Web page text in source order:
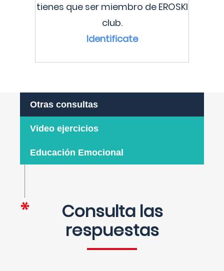
tienes que ser miembro de EROSKI
club.
Identificate
Otras consultas
Video ejercicios
Educación Emocional
Consulta las
respuestas